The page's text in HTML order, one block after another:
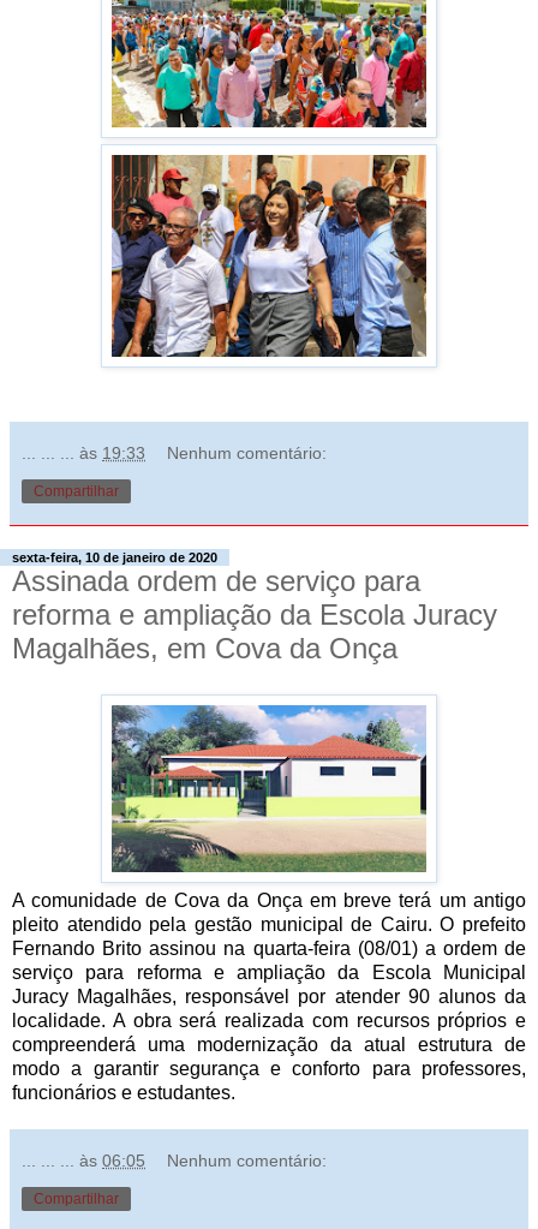
às 19:33 Nenhum comentário:
Compartilhar
sexta-feira, 10 de janeiro de 2020
Assinada ordem de serviço para
reforma e ampliação da Escola Juracy
Magalhães, em Cova da Onça
A comunidade de Cova da Onça em breve terá um antigo
pleito atendido pela gestão municipal de Cairu. O prefeito
Fernando Brito assinou na quarta-feira (08/01) a ordem de
serviço para reforma e ampliação da Escola Municipal
Juracy Magalhães, responsável por atender 90 alunos da
localidade. A obra será realizada com recursos próprios e
compreenderá uma modernização da atual estrutura de
modo a garantir segurança e conforto para professores,
funcionários e estudantes.
às 06:05 Nenhum comentário:
Compartilhar